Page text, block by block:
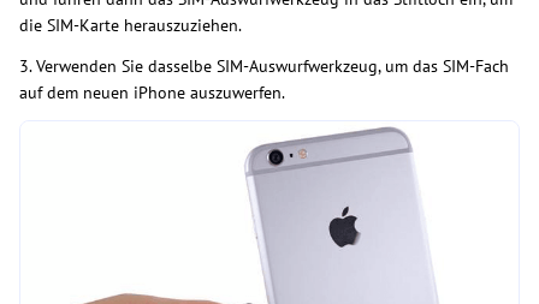
die SIM-Karte herauszuziehen.
3. Verwenden Sie dasselbe SIM-Auswurfwerkzeug, um das SIM-Fach
auf dem neuen iPhone auszuwerfen.